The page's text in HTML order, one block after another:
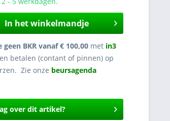
In het winkelmandje
BKR vanaf € 100,00 met in3
betalen (contant of pinnen) op
Zie onze beursagenda
over dit artikel?